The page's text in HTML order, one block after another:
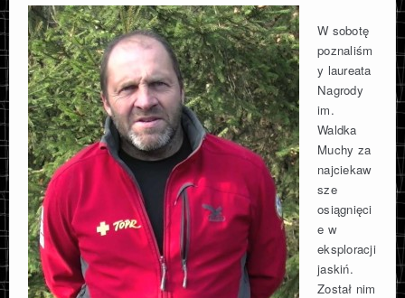
KONTAKT
W sobotę
poznaliśm
y laureata
Nagrody
im.
Waldka
Muchy za
najciekaw
sze
osiągnięci
e w
eksploracji
jaskiń.
Został nim